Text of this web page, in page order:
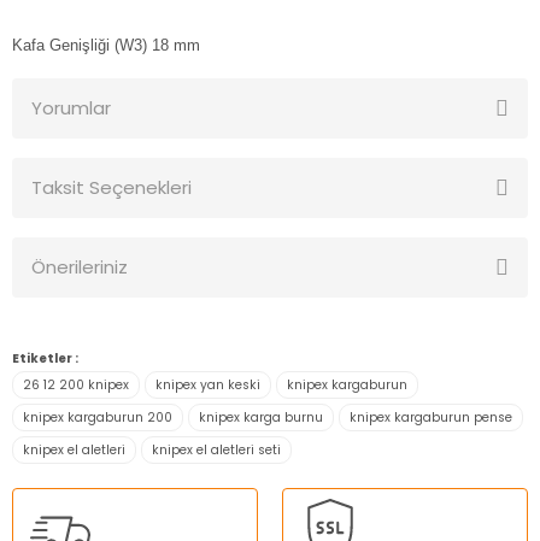
Kafa Genişliği (W3) 18 mm
Yorumlar
Taksit Seçenekleri
Önerileriniz
konularda yetersiz gördüğünüz noktaları öneri formunu
kullanarak tarafımıza iletebilirsiniz.
Görüş ve önerileriniz için teşekkür ederiz.
Ürün resmi kalitesiz, bozuk veya görüntülenemiyor.
Ürün açıklamasında eksik bilgiler bulunuyor.
Ürün bilgilerinde hatalar bulunuyor.
Etiketler :
26 12 200 knipex
knipex yan keski
knipex kargaburun
knipex kargaburun 200
knipex karga burnu
knipex kargaburun pense
knipex el aletleri
knipex el aletleri seti